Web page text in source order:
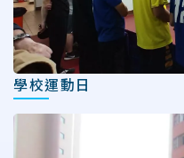
學校運動日